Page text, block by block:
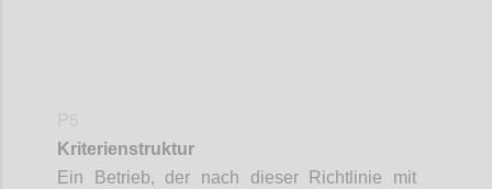
Kriterienstruktur
Ein Betrieb, der nach dieser Richtlinie mit